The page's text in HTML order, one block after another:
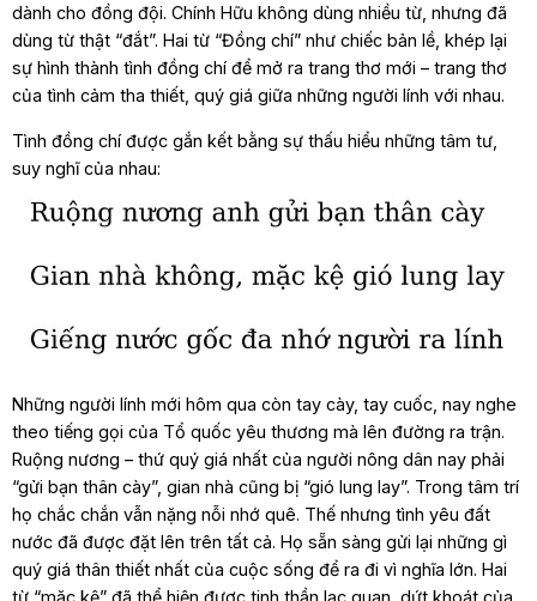
dành cho đồng đội. Chính Hữu không dùng nhiều từ, nhưng đã
dùng từ thật “đắt”. Hai từ “Đồng chí” như chiếc bản lề, khép lại
sự hình thành tình đồng chí để mở ra trang thơ mới – trang thơ
của tình cảm tha thiết, quý giá giữa những người lính với nhau.
Tình đồng chí được gắn kết bằng sự thấu hiểu những tâm tư,
suy nghĩ của nhau:
Những người lính mới hôm qua còn tay cày, tay cuốc, nay nghe
theo tiếng gọi của Tổ quốc yêu thương mà lên đường ra trận.
Ruộng nương – thứ quý giá nhất của người nông dân nay phải
“gửi bạn thân cày”, gian nhà cũng bị “gió lung lay”. Trong tâm trí
họ chắc chắn vẫn nặng nỗi nhớ quê. Thế nhưng tình yêu đất
nước đã được đặt lên trên tất cả. Họ sẵn sàng gửi lại những gì
quý giá thân thiết nhất của cuộc sống để ra đi vì nghĩa lớn. Hai
từ “mặc kệ” đã thể hiện được tinh thần lạc quan, dứt khoát của